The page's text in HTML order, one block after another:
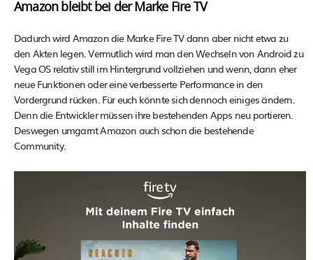
Amazon bleibt bei der Marke Fire TV
Dadurch wird Amazon die Marke Fire TV dann aber nicht etwa zu
den Akten legen. Vermutlich wird man den Wechseln von Android zu
Vega OS relativ still im Hintergrund vollziehen und wenn, dann eher
neue Funktionen oder eine verbesserte Performance in den
Vordergrund rücken. Für euch könnte sich dennoch einiges ändern.
Denn die Entwickler müssen ihre bestehenden Apps neu portieren.
Deswegen umgarnt Amazon auch schon die bestehende
Community.